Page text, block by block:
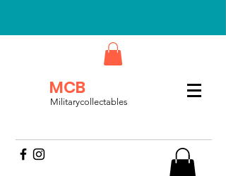
MCB
Militarycollectables